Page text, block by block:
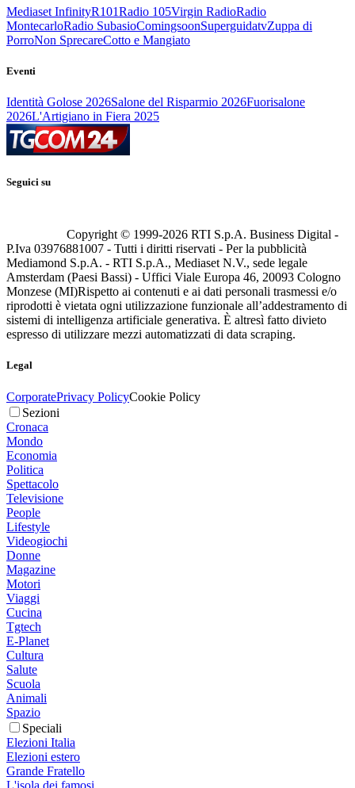
Mediaset InfinityR101Radio 105Virgin RadioRadio
MontecarloRadio SubasioComingsoonSuperguidatvZuppa di
PorroNon SprecareCotto e Mangiato
Eventi
Identità Golose 2026Salone del Risparmio 2026Fuorisalone
2026L'Artigiano in Fiera 2025
Seguici su
Copyright © 1999-2026 RTI S.p.A. Business Digital -
P.Iva 03976881007 - Tutti i diritti riservati - Per la pubblicità
Mediamond S.p.A. - RTI S.p.A., Mediaset N.V., sede legale
Amsterdam (Paesi Bassi) - Uffici Viale Europa 46, 20093 Cologno
Monzese (MI)Rispetto ai contenuti e ai dati personali trasmessi e/o
riprodotti è vietata ogni utilizzazione funzionale all’addestramento di
sistemi di intelligenza artificiale generativa. È altresì fatto divieto
espresso di utilizzare mezzi automatizzati di data scraping.
Legal
CorporatePrivacy PolicyCookie Policy
Sezioni
Cronaca
Mondo
Economia
Politica
Spettacolo
Televisione
People
Lifestyle
Videogiochi
Donne
Magazine
Motori
Viaggi
Cucina
Tgtech
E-Planet
Cultura
Salute
Scuola
Animali
Spazio
Speciali
Elezioni Italia
Elezioni estero
Grande Fratello
L'isola dei famosi